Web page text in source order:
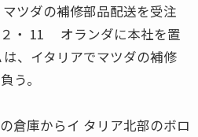
ツダの補修部品配送を受注
・ 11 オランダに本社を置
、イタリアでマツダの補修
う。
倉庫からイ タリア北部のボロ